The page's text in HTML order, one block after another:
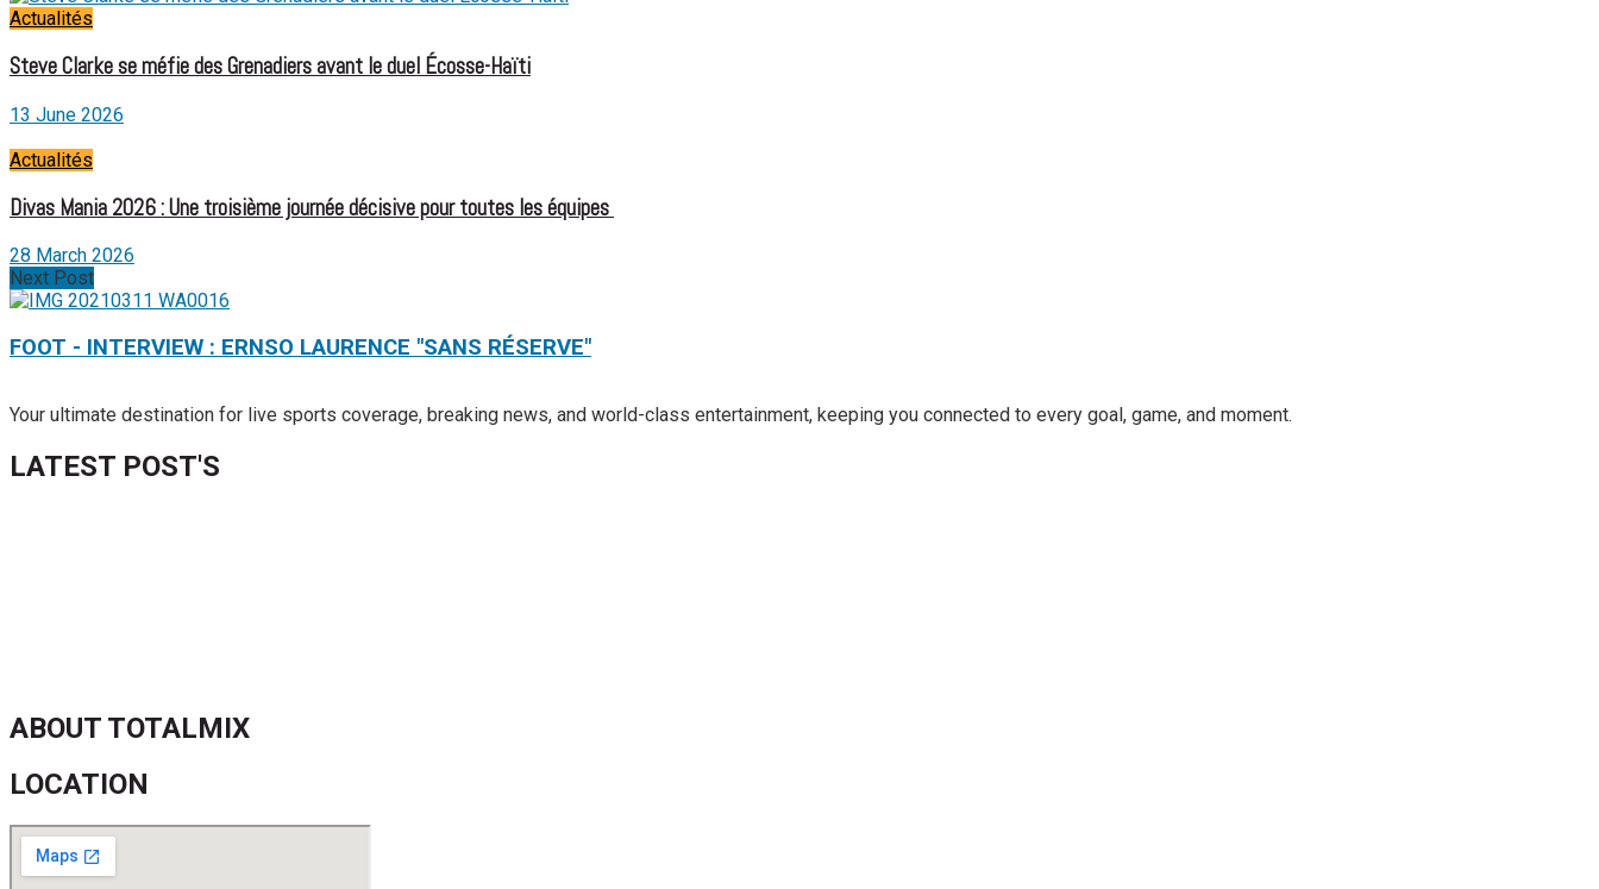
Actualités
Steve Clarke se méfie des Grenadiers avant le duel Écosse-Haïti
13 June 2026
Actualités
Divas Mania 2026 : Une troisième journée décisive pour toutes les équipes
28 March 2026
Next Post
FOOT - INTERVIEW : ERNSO LAURENCE "SANS RÉSERVE"
Your ultimate destination for live sports coverage, breaking news, and world-class entertainment, keeping you connected to every goal, game, and moment.
LATEST POST'S
ABOUT TOTALMIX
LOCATION